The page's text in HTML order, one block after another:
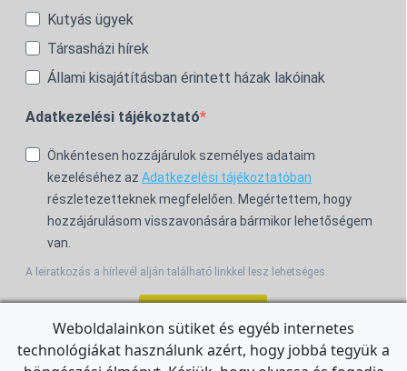
Kutyás ügyek
Társasházi hírek
Állami kisajátításban érintett házak lakóinak
Adatkezelési tájékoztató
Önkéntesen hozzájárulok személyes adataim
kezeléséhez az Adatkezelési tájékoztatóban
részletezetteknek megfelelően. Megértettem, hogy
hozzájárulásom visszavonására bármikor lehetőségem
van.
A leiratkozás a hírlevél alján található linkkel lesz lehetséges.
For the English Newsletter, clickHERE.
Weboldalainkon sütiket és egyéb internetes
technológiákat használunk azért, hogy jobbá tegyük a